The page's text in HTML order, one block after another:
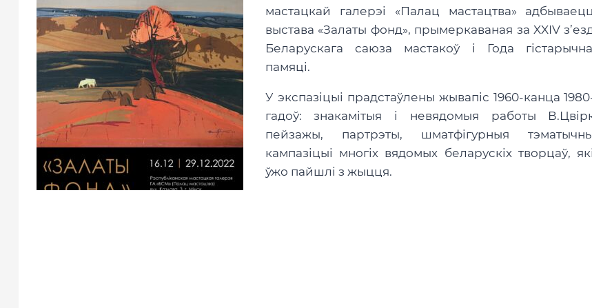
мастацкай галерэі «Палац мастацтва»
выстава «Залаты фонд», прымеркаваная за XXIV
Беларускага саюза мастакоў і Года
памяці.
У экспазіцыі прадстаўлены жывапіс 1960-канца
гадоў: знакамітыя і невядомыя работы
пейзажы, партрэты, шматфігурныя
кампазіцыі многіх вядомых беларускіх творцаў,
ўжо пайшлі з жыцця.